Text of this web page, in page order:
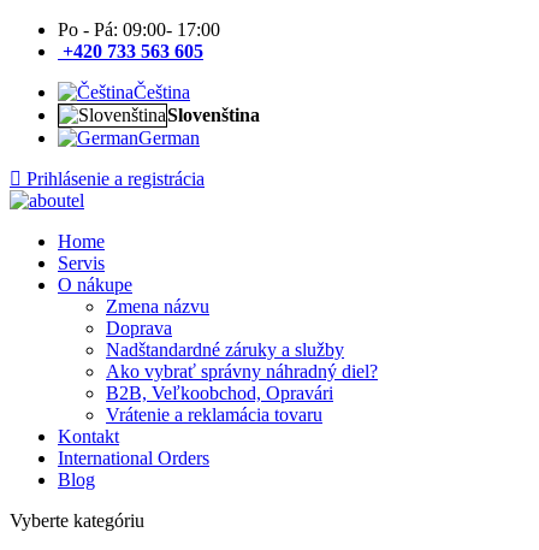
Po - Pá: 09:00- 17:00
+420 733 563 605
Čeština
Slovenština
German
Prihlásenie a registrácia
Home
Servis
O nákupe
Zmena názvu
Doprava
Nadštandardné záruky a služby
Ako vybrať správny náhradný diel?
B2B, Veľkoobchod, Opravári
Vrátenie a reklamácia tovaru
Kontakt
International Orders
Blog
Vyberte kategóriu